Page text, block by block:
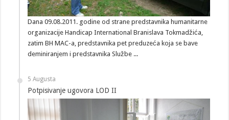
Dana 09.08.2011. godine od strane predstavnika humanitarne
organizacije Handicap International Branislava Tokmadžića,
zatim BH MAC-a, predstavnika pet preduzeća koja se bave
deminiranjem i predstavnika Službe ...
5 Augusta
Potpisivanje ugovora LOD II